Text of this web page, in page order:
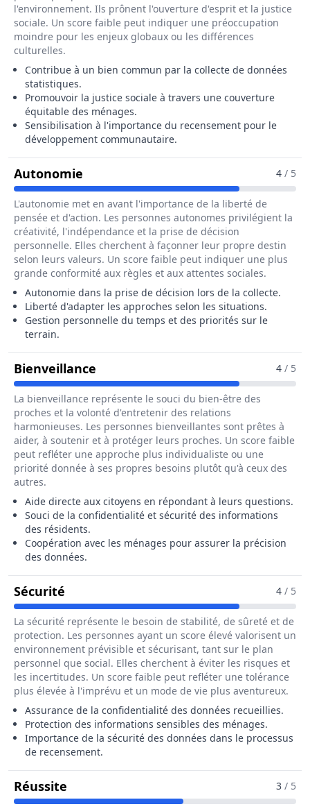
l'environnement. Ils prônent l'ouverture d'esprit et la justice
sociale. Un score faible peut indiquer une préoccupation
moindre pour les enjeux globaux ou les différences
culturelles.
Contribue à un bien commun par la collecte de données
statistiques.
Promouvoir la justice sociale à travers une couverture
équitable des ménages.
Sensibilisation à l'importance du recensement pour le
développement communautaire.
Autonomie Pour Le Métier De Agent 4 / 5
L'autonomie met en avant l'importance de la liberté de
pensée et d'action. Les personnes autonomes privilégient la
créativité, l'indépendance et la prise de décision
personnelle. Elles cherchent à façonner leur propre destin
selon leurs valeurs. Un score faible peut indiquer une plus
grande conformité aux règles et aux attentes sociales.
Autonomie dans la prise de décision lors de la collecte.
Liberté d'adapter les approches selon les situations.
Gestion personnelle du temps et des priorités sur le
terrain.
Bienveillance Pour Le Métier De Agent 4 / 5
La bienveillance représente le souci du bien-être des
proches et la volonté d'entretenir des relations
harmonieuses. Les personnes bienveillantes sont prêtes à
aider, à soutenir et à protéger leurs proches. Un score faible
peut refléter une approche plus individualiste ou une
priorité donnée à ses propres besoins plutôt qu'à ceux des
autres.
Aide directe aux citoyens en répondant à leurs questions.
Souci de la confidentialité et sécurité des informations
des résidents.
Coopération avec les ménages pour assurer la précision
des données.
Sécurité Pour Le Métier De Agent Recenseur /
4 / 5
La sécurité représente le besoin de stabilité, de sûreté et de
protection. Les personnes ayant un score élevé valorisent un
environnement prévisible et sécurisant, tant sur le plan
personnel que social. Elles cherchent à éviter les risques et
les incertitudes. Un score faible peut refléter une tolérance
plus élevée à l'imprévu et un mode de vie plus aventureux.
Assurance de la confidentialité des données recueillies.
Protection des informations sensibles des ménages.
Importance de la sécurité des données dans le processus
de recensement.
Réussite Pour Le Métier De Agent Recenseur /
3 / 5